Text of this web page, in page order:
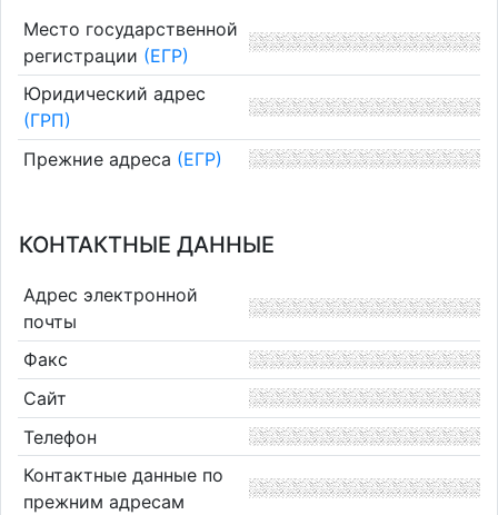
Место государственной
регистрации (ЕГР)
Юридический адрес
(ГРП)
Прежние адреса (ЕГР)
КОНТАКТНЫЕ ДАННЫЕ
Адрес электронной
почты
Факс
Сайт
Телефон
Контактные данные по
прежним адресам